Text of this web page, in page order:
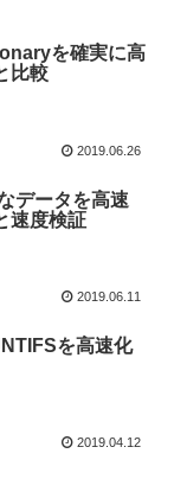
を確実に高
比較
2019.06.26
データを高速
速度検証
2019.06.11
を高速化
2019.04.12